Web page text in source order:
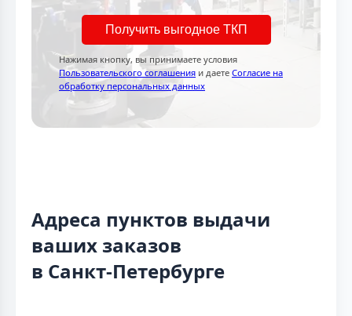
Получить выгодное ТКП
Нажимая кнопку, вы принимаете условия
Пользовательского соглашения и даете Согласие на
обработку персональных данных
Адреса пунктов выдачи
ваших заказов
в Санкт-Петербурге